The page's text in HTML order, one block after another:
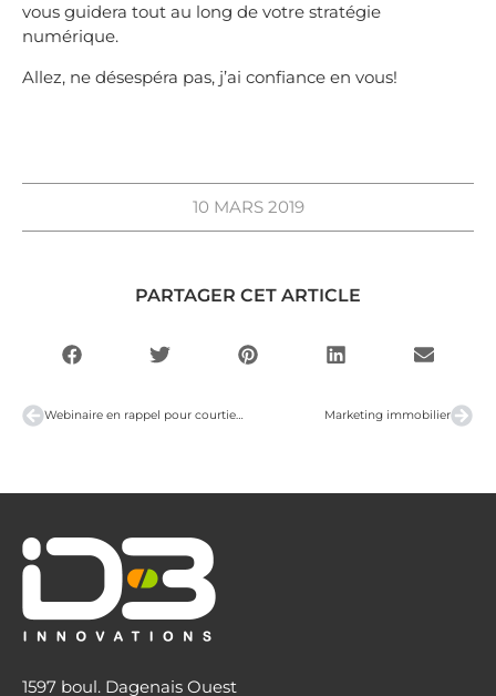
vous guidera tout au long de votre stratégie
numérique.
Allez, ne désespéra pas, j’ai confiance en vous!
10 MARS 2019
PARTAGER CET ARTICLE
Webinaire en rappel pour courtier immobilier : Générez des ACHETEURS et VENDEURS grâce au Web et aux Médias Sociaux. Marketing immobilier
1597 boul. Dagenais Ouest